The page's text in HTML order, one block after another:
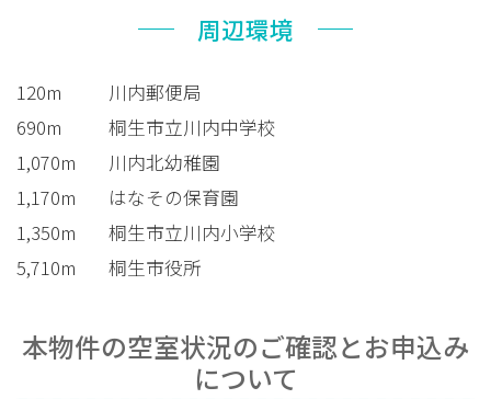
周辺環境
120m
川内郵便局
690m
桐生市立川内中学校
1,070m
川内北幼稚園
1,170m
はなその保育園
1,350m
桐生市立川内小学校
5,710m
桐生市役所
本物件の空室状況のご確認とお申込み
について